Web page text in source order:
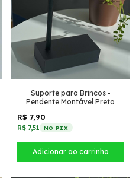
Suporte para Brincos -
Pendente Montável Preto
R$ 7,90
R$ 7,51 NO PIX